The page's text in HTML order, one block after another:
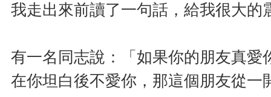
我走出來前讀了一句話，給我很大
有一名同志說：「如果你的朋友真
在你坦白後不愛你，那這個朋友從一